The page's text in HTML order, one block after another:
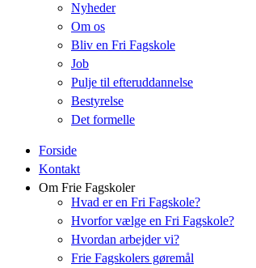
Nyheder
Om os
Bliv en Fri Fagskole
Job
Pulje til efteruddannelse
Bestyrelse
Det formelle
Forside
Kontakt
Om Frie Fagskoler
Hvad er en Fri Fagskole?
Hvorfor vælge en Fri Fagskole?
Hvordan arbejder vi?
Frie Fagskolers gøremål